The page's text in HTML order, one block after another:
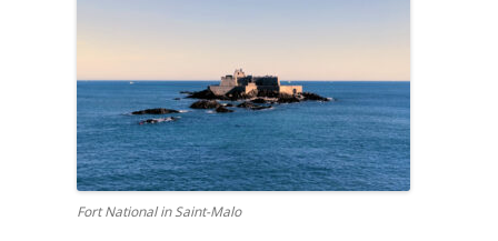
Fort National in Saint-Malo